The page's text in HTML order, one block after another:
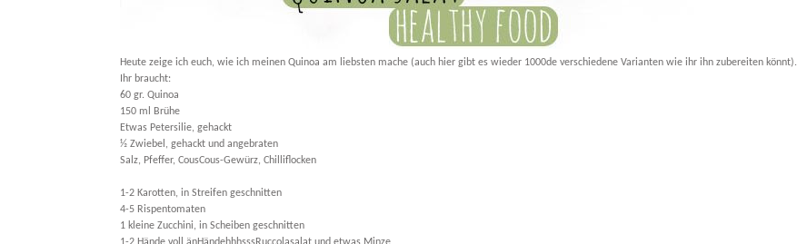
Heute zeige ich euch, wie ich meinen Quinoa am liebsten mache (auch hier gibt es wieder 1000de verschiedene Varianten wie ihr ihn zubereiten könnt).
Ihr braucht:
60 gr. Quinoa
150 ml Brühe
Etwas Petersilie, gehackt
½ Zwiebel, gehackt und angebraten
Salz, Pfeffer, CousCous-Gewürz, Chilliflocken
1-2 Karotten, in Streifen geschnitten
4-5 Rispentomaten
1 kleine Zucchini, in Scheiben geschnitten